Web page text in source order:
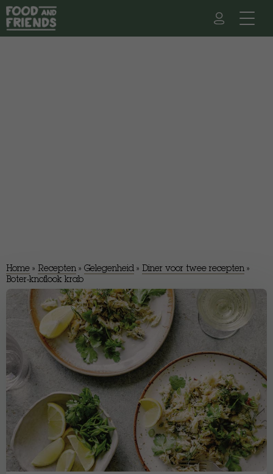
Home » Recepten » Gelegenheid » Diner voor twee recepten »
Boter-knoflook krab